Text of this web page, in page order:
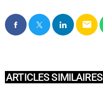
email
ARTICLES SIMILAIRES